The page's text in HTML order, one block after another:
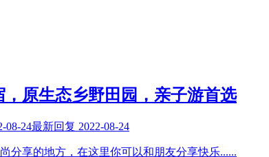
原生态乡野田园，亲子游首选
08-24最新回复 2022-08-24
分享的地方，在这里你可以和朋友分享快乐......